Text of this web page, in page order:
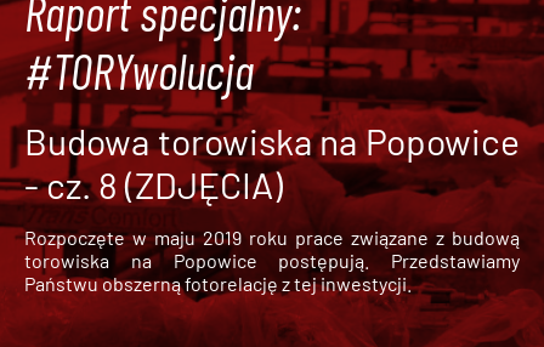
Raport specjalny:
#TORYwolucja
Budowa torowiska na Popowice
- cz. 8 (ZDJĘCIA)
Rozpoczęte w maju 2019 roku prace związane z budową
torowiska na Popowice
postępują. Przedstawiamy
Państwu obszerną fotorelację z tej inwestycji.